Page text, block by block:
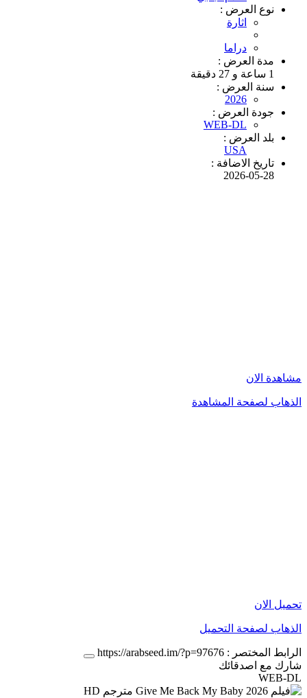
نوع العرض :
اثارة
دراما
مدة العرض :
1 ساعة و 27 دقيقة
سنة العرض :
2026
جودة العرض :
WEB-DL
بلد العرض :
USA
تاريخ الاضافة :
2026-05-28
مشاهدة الان
الذهاب لصفحة المشاهدة
تحميل الان
الذهاب لصفحة التحميل
الرابط المختصر : https://arabseed.im/?p=97676
شارك مع اصدقائك
WEB-DL